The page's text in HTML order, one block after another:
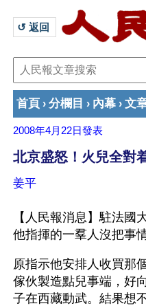
↺ 返回
首頁 › 分欄目 › 內幕 › 文
2008年4月22日發表
北京盛怒！火兒全對
姜平
【人民報消息】駐法國
他指揮的一羣人沒把事
原指示他安排人收買那
傢伙製造點兒事端，好
子在西藏動武。結果想